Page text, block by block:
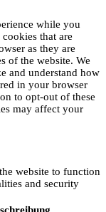
while you
that are
as they are
of the website. We
and understand how
in your browser
to opt-out of these
may affect your
website to function
and security